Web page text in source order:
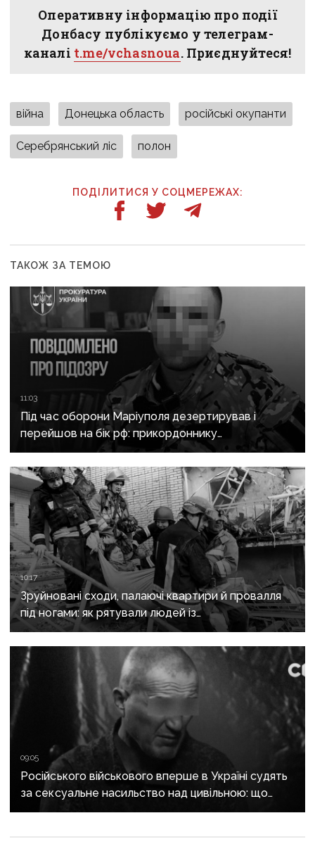
Оперативну інформацію про події
Донбасу публікуємо у телеграм-
каналі t.me/vchasnoua. Приєднуйтеся!
війна Донецька область російські окупанти
Серебрянський ліс полон
ПОДІЛИТИСЯ У СОЦМЕРЕЖАХ:
ТАКОЖ ЗА ТЕМОЮ
11:03
Під час оборони Маріуполя дезертирував і
перейшов на бік рф: прикордоннику
з «Азовсталі» повідомили про підозру
10:17
Зруйновані сходи, палаючі квартири й провалля
під ногами: як рятували людей із
багатоповерхівки в Краматорську
09:05
Російського військового вперше в Україні судять
за сексуальне насильство над цивільною: що
відомо про справу